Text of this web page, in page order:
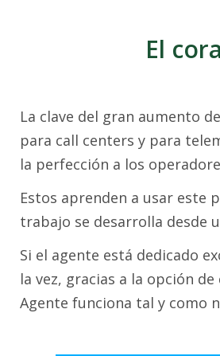
El
La clave del gran aumento
para call centers y para
la perfección a los
Estos aprenden a usar este
trabajo se desarrolla desde
Si el agente está dedicado
la vez, gracias a la opción de
Agente funciona tal y como